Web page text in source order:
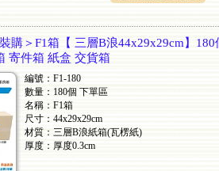
購＞F1箱【 三層B浪44x29x29cm】180
寄件箱 紙盒 交貨箱
編號：F1-180
數量：180個 下單區
名稱：F1箱
尺寸：44x29x29cm
材質：三層B浪紙箱(瓦楞紙)
厚度：厚度0.3cm